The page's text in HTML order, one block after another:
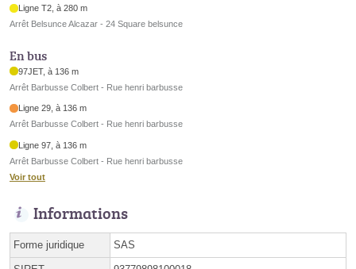
Ligne T2, à 280 m
Arrêt Belsunce Alcazar - 24 Square belsunce
En bus
97JET, à 136 m
Arrêt Barbusse Colbert - Rue henri barbusse
Ligne 29, à 136 m
Arrêt Barbusse Colbert - Rue henri barbusse
Ligne 97, à 136 m
Arrêt Barbusse Colbert - Rue henri barbusse
Voir tout
Informations
Forme juridique SAS